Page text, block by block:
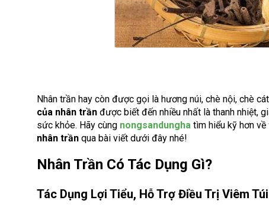
Nhân trần hay còn được gọi là hương núi, chè nội, chè
của nhân trần được biết đến nhiều nhất là thanh nhiệt,
sức khỏe. Hãy cùng nongsandungha tìm hiểu kỹ hơn về
nhân trần qua bài viết dưới đây nhé!
Nhân Trần Có Tác Dụng Gì?
Tác Dụng Lợi Tiểu, Hỗ Trợ Điều Trị Viêm